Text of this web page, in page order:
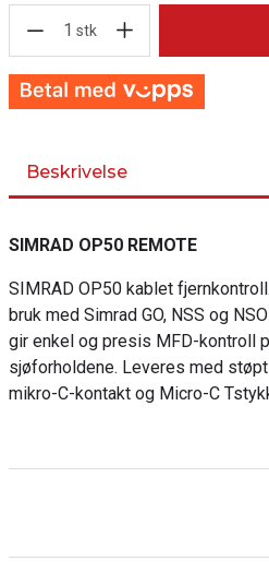
1 stk
Beskrivelse
SIMRAD OP50 REMOTE
SIMRAD OP50 kablet
bruk med Simrad GO, NSS og
gir enkel og presis MFD-kontroll
sjøforholdene. Leveres med
mikro-C-kontakt og Micro-C